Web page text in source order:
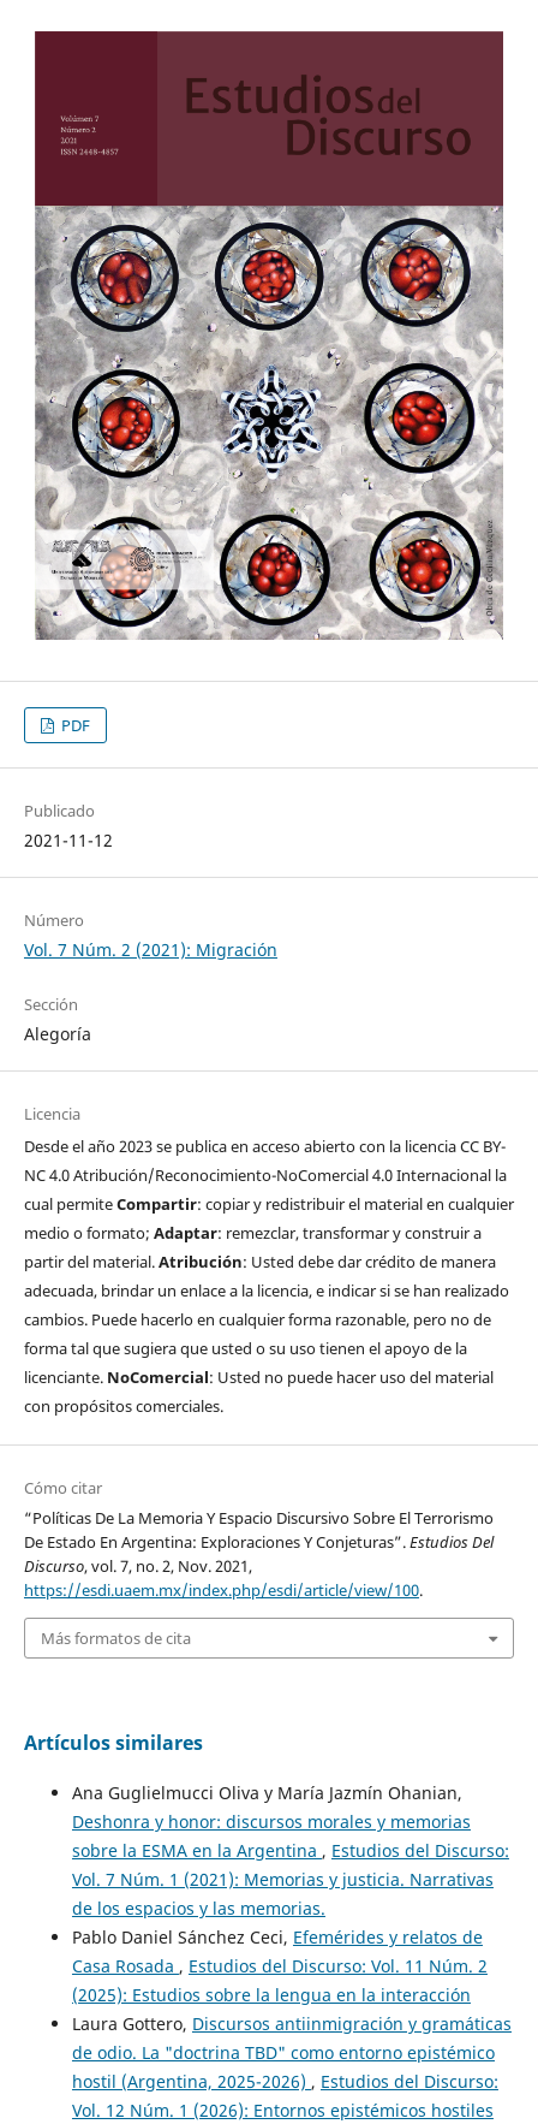
PDF
Publicado
2021-11-12
Número
Vol. 7 Núm. 2 (2021): Migración
Sección
Alegoría
Licencia
Desde el año 2023 se publica en acceso abierto con la licencia CC BY-
NC 4.0 Atribución/Reconocimiento-NoComercial 4.0 Internacional la
cual permiteCompartir: copiar y redistribuir el material en cualquier
medio o formato; Adaptar: remezclar, transformar y construir a
partir del material.Atribución: Usted debe dar crédito de manera
adecuada, brindar un enlace a la licencia, e indicar si se han realizado
cambios. Puede hacerlo en cualquier forma razonable, pero no de
forma tal que sugiera que usted o su uso tienen el apoyo de la
licenciante. NoComercial: Usted no puede hacer uso del material
con propósitos comerciales.
Cómo citar
“Políticas De La Memoria Y Espacio Discursivo Sobre El Terrorismo
De Estado En Argentina: Exploraciones Y Conjeturas”.Estudios Del
Discurso, vol. 7, no. 2, Nov. 2021,
https://esdi.uaem.mx/index.php/esdi/article/view/100.
Más formatos de cita
Artículos similares
Ana Guglielmucci Oliva y María Jazmín Ohanian,
Deshonra y honor: discursos morales y memorias
sobre la ESMA en la Argentina , Estudios del Discurso:
Vol. 7 Núm. 1 (2021): Memorias y justicia. Narrativas
de los espacios y las memorias.
Pablo Daniel Sánchez Ceci, Efemérides y relatos de
Casa Rosada , Estudios del Discurso: Vol. 11 Núm. 2
(2025): Estudios sobre la lengua en la interacción
Laura Gottero, Discursos antiinmigración y gramáticas
de odio. La "doctrina TBD" como entorno epistémico
hostil (Argentina, 2025-2026) , Estudios del Discurso:
Vol. 12 Núm. 1 (2026): Entornos epistémicos hostiles